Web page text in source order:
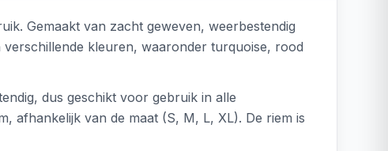
Gemaakt van zacht geweven, weerbestendig
kleuren, waaronder turquoise, rood
dus geschikt voor gebruik in alle
afhankelijk van de maat (S, M, L, XL). De riem is